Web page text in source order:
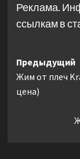
Реклама.
ссылкам в
записи
Предыдущий
Жим от плеч
цена)